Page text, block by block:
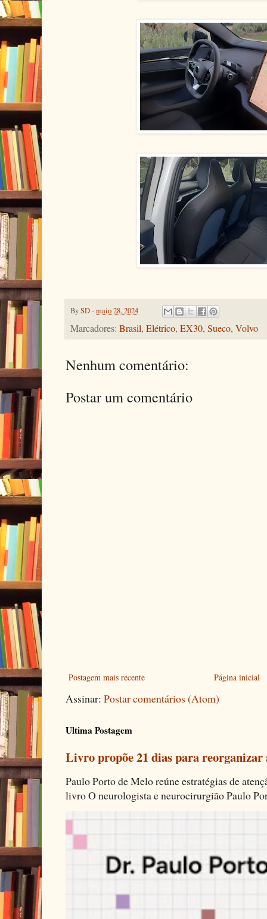
BySD-maio 28, 2024
Marcadores: Brasil, Elétrico, EX30, Sueco, Volvo
Nenhum comentário:
Postar um comentário
Postagem mais recente Página inicial
Assinar: Postar comentários (Atom)
Ultima Postagem
Livro propõe 21 dias para
Paulo Porto de Melo reúne estratégias de
livro O neurologista e neurocirurgião Paulo